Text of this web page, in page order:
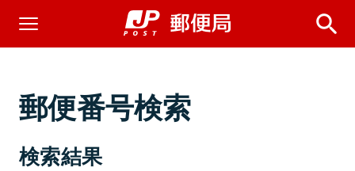
郵便番号検索
検索結果